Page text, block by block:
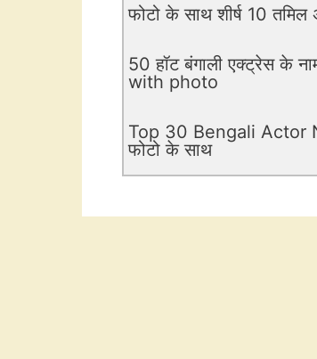
फोटो के साथ शीर्ष 10 तमिल
50 हॉट बंगाली एक्ट्रेस के
with photo
Top 30 Bengali Actor
फोटो के साथ